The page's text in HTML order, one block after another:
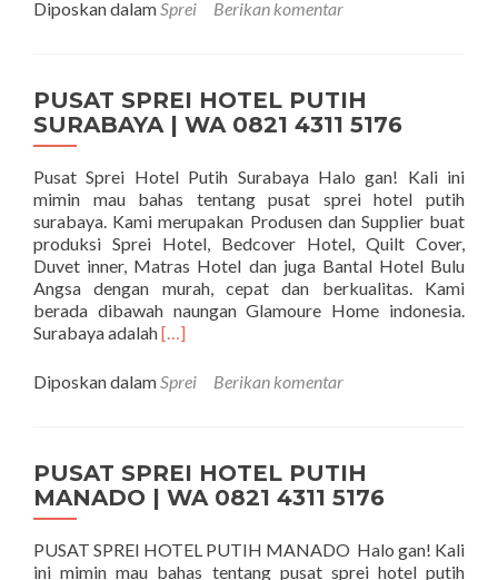
Diposkan dalamSprei Berikan komentar
PUSAT SPREI HOTEL PUTIH
SURABAYA | WA 0821 4311 5176
Pusat Sprei Hotel Putih Surabaya Halo gan! Kali ini
mimin mau bahas tentang pusat sprei hotel putih
surabaya. Kami merupakan Produsen dan Supplier buat
produksi Sprei Hotel, Bedcover Hotel, Quilt Cover,
Duvet inner, Matras Hotel dan juga Bantal Hotel Bulu
Angsa dengan murah, cepat dan berkualitas. Kami
berada dibawah naungan Glamoure Home indonesia.
Surabaya adalahSelengkapnya tentangPUSAT SPREI
[…]
Diposkan dalamSprei Berikan komentar
PUSAT SPREI HOTEL PUTIH
MANADO | WA 0821 4311 5176
PUSAT SPREI HOTEL PUTIH MANADO Halo gan! Kali
ini mimin mau bahas tentang pusat sprei hotel putih